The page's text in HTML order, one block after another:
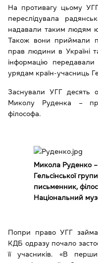
На противагу цьому
переслідувала
надавали таким людям
Також вони приймали
прав людини в Україні
інформацію передавали
урядам країн-учасниць
Заснували УГГ десять
Миколу Руденка –
філософа.
Микола Руденко –
Гельсінської
письменник,
Національний
Попри право УГГ
КДБ одразу почало
її учасників. «В